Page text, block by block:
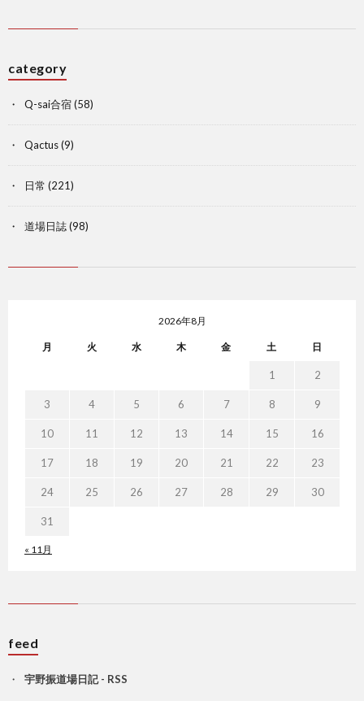
category
Q-sai合宿(58)
Qactus(9)
日常 (221)
道場日誌(98)
2026年8月
月 火 水 木 金 土 日
« 11月
1 2
3 4 5 6 7 8 9
10 11 12 13 14 15 16
17 18 19 20 21 22 23
24 25 26 27 28 29 30
31
feed
宇野振道場日記 - RSS